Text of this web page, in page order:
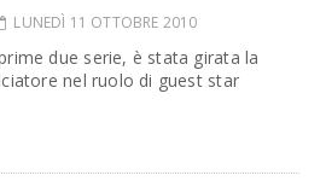
LUNEDÌ 11 OTTOBRE 2010
due serie, è stata girata la
nel ruolo di guest star